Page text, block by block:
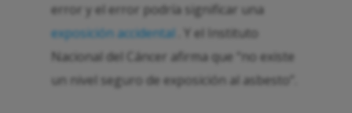
error y el error podría significar una
exposición accidental . Y el Instituto
Nacional del Cáncer afirma que “no existe
un nivel seguro de exposición al asbesto”.